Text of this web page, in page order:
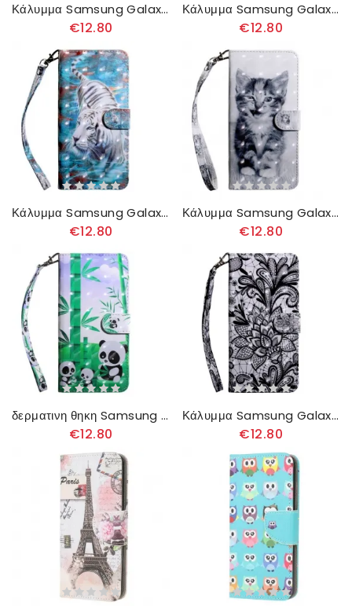
Κάλυμμα Samsung Galaxy A51 Φεγγαρόφωτος Λύκος
€12.80
Κάλυμμα Samsung Galaxy A51 Ανθισμένα Λουλούδια
€12.80
Κάλυμμα Samsung Galaxy A51 Τίγρη Στο Νερό
€12.80
Κάλυμμα Samsung Galaxy A51 Ασπρόμαυρη Γάτα
€12.80
δερματινη θηκη Samsung Galaxy A51 Οικογένεια Panda
€12.80
Κάλυμμα Samsung Galaxy A51 Εντελώς Δαντέλα
€12.80